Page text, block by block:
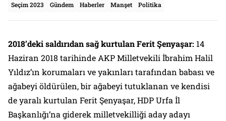
Seçim 2023 Gündem Haberler Manşet Politika
2018’deki saldırıdan sağ kurtulan Ferit Şenyaşar: 14
Haziran 2018 tarihinde AKP Milletvekili İbrahim Halil
Yıldız’ın korumaları ve yakınları tarafından babası ve
ağabeyi öldürülen, bir ağabeyi tutuklanan ve kendisi
de yaralı kurtulan Ferit Şenyaşar, HDP Urfa İl
Başkanlığı’na giderek milletvekilliği aday adayı